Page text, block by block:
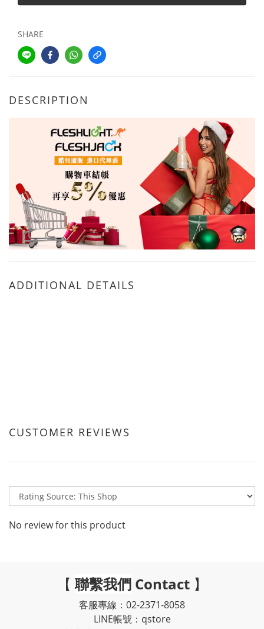
SHARE
DESCRIPTION
ADDITIONAL DETAILS
CUSTOMER REVIEWS
No review for this product
【 聯繫我們 Contact 】
客服專線：02-2371-8058
LINE帳號：qstore